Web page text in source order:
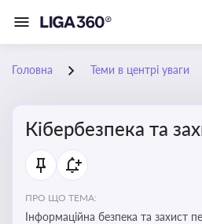
Головна Теми в центрі уваги
Кібербезпека та
ПРО ЩО ТЕМА:
Інформаційна безпека та захист